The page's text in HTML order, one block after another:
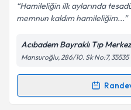
Kişisel verilerimin
Metni'ni okudum ve
kapsamda
Hamileliğin ilk aylarında
memnun kaldım hamileliğim...
Acıbadem Bayraklı Tıp
Mansuroğlu, 286/10. Sk No:7, 35535
Randevu Takvimi